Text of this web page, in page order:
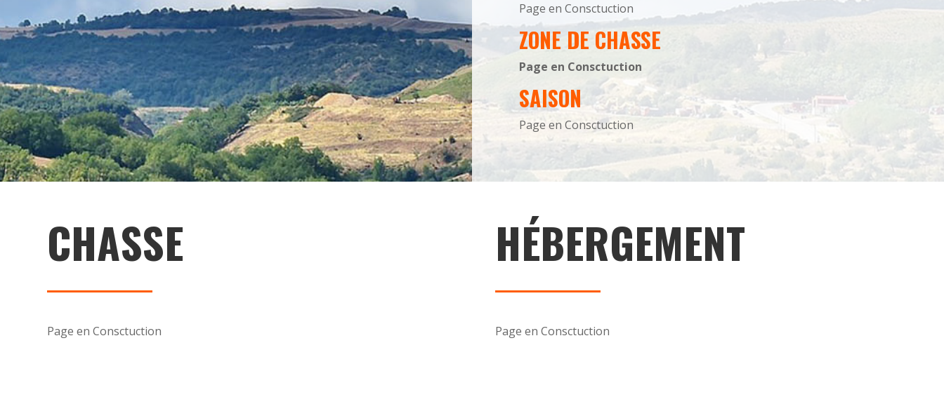
Page en Consctuction
ZONE DE CHASSE
Page en Consctuction
SAISON
Page en Consctuction
CHASSE
Page en Consctuction
HÉBERGEMENT
Page en Consctuction